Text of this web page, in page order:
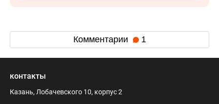
Комментарии 1
контакты
Казань, Лобачевского 10, корпус 2